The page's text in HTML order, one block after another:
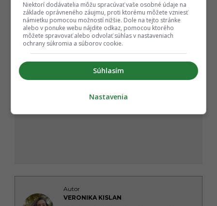
Autor
VERONIKA KISLAN
Niektorí dodávatelia môžu spracúvať vaše osobné údaje na
základe oprávneného záujmu, proti ktorému môžete vzniesť
námietku pomocou možností nižšie. Dole na tejto stránke
alebo v ponuke webu nájdite odkaz, pomocou ktorého
môžete spravovať alebo odvolať súhlas v nastaveniach
ochrany súkromia a súborov cookie.
Súhlasím
Nastavenia